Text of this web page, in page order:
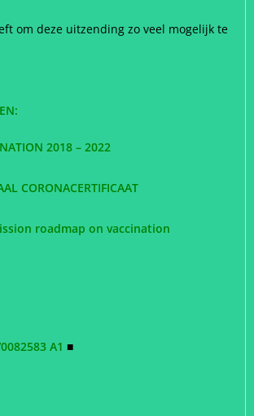
om deze uitzending zo veel mogelijk te
2018 – 2022
CORONACERTIFICAAT
roadmap on vaccination
A1 ■